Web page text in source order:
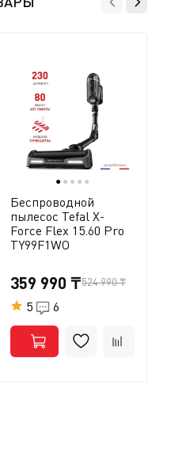
● ● ● ● ●
Беспроводной
пылесос Tefal X-
Force Flex 15.60 Pro
TY99F1WO
359 990 ₸524 990 ₸
5 6